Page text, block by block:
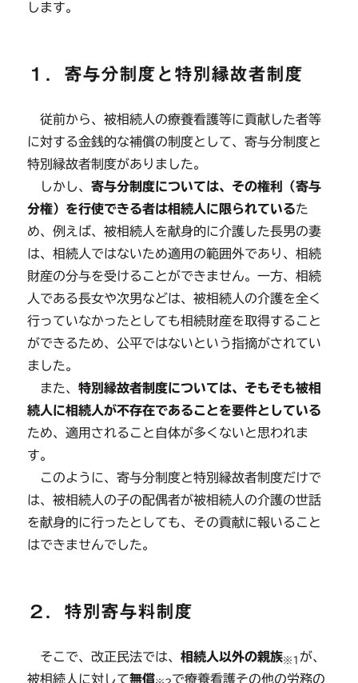
します。
１．寄与分制度と特別縁故者制度
従前から、被相続人の療養看護等に貢献した者等
に対する金銭的な補償の制度として、寄与分制度と
特別縁故者制度がありました。
しかし、寄与分制度については、その権利（寄与
分権）を行使できる者は相続人に限られているた
め、例えば、被相続人を献身的に介護した長男の妻
は、相続人ではないため適用の範囲外であり、相続
財産の分与を受けることができません。一方、相続
人である長女や次男などは、被相続人の介護を全く
行っていなかったとしても相続財産を取得すること
ができるため、公平ではないという指摘がされてい
ました。
また、特別縁故者制度については、そもそも被相
続人に相続人が不存在であることを要件としている
ため、適用されること自体が多くないと思われま
す。
このように、寄与分制度と特別縁故者制度だけで
は、被相続人の子の配偶者が被相続人の介護の世話
を献身的に行ったとしても、その貢献に報いること
はできませんでした。
２．特別寄与料制度
そこで、改正民法では、相続人以外の親族※1 が、
被相続人に対して無償
で療養看護その他の労務の